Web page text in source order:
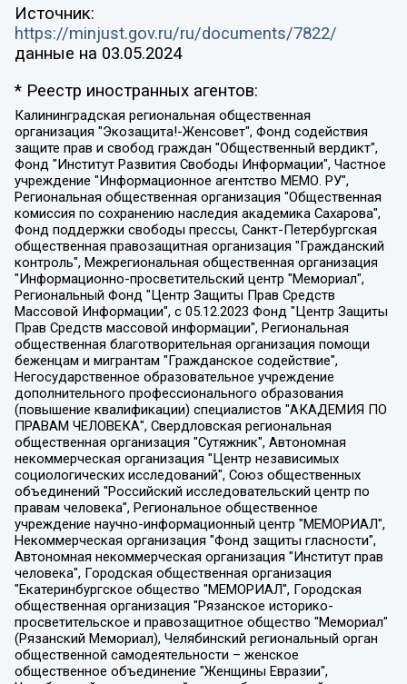
Источник:
https://minjust.gov.ru/ru/documents/7822/
данные на 03.05.2024
* Реестр иностранных агентов:
Калининградская региональная общественная организация "Экозащита!-Женсовет", Фонд содействия защите прав и свобод граждан "Общественный вердикт", Фонд "Институт Развития Свободы Информации", Частное учреждение "Информационное агентство МЕМО. РУ", Региональная общественная организация "Общественная комиссия по сохранению наследия академика Сахарова", Фонд поддержки свободы прессы, Санкт-Петербургская общественная правозащитная организация "Гражданский контроль", Межрегиональная общественная организация "Информационно-просветительский центр "Мемориал", Региональный Фонд "Центр Защиты Прав Средств Массовой Информации", с 05.12.2023 Фонд "Центр Защиты Прав Средств массовой информации", Региональная общественная благотворительная организация помощи беженцам и мигрантам "Гражданское содействие", Негосударственное образовательное учреждение дополнительного профессионального образования (повышение квалификации) специалистов "АКАДЕМИЯ ПО ПРАВАМ ЧЕЛОВЕКА", Свердловская региональная общественная организация "Сутяжник", Автономная некоммерческая организация "Центр независимых социологических исследований", Союз общественных объединений "Российский исследовательский центр по правам человека", Региональное общественное учреждение научно-информационный центр "МЕМОРИАЛ", Некоммерческая организация "Фонд защиты гласности", Автономная некоммерческая организация "Институт прав человека", Городская общественная организация "Екатеринбургское общество "МЕМОРИАЛ", Городская общественная организация "Рязанское историко-просветительское и правозащитное общество "Мемориал" (Рязанский Мемориал), Челябинский региональный орган общественной самодеятельности – женское общественное объединение "Женщины Евразии", Челябинский региональный орган общественной самодеятельности "Уральская правозащитная группа", Фонд содействия защите здоровья и социальной справедливости имени Андрея Рылькова, Автономная Некоммерческая Организация "Аналитический Центр Юрия Левады", Автономная некоммерческая организация социальной поддержки населения "Проект Апрель", Региональная общественная организация помощи женщинам и детям, находящимся в кризисной ситуации "Информационно-методический центр "Анна", Фонд содействия развитию массовых коммуникаций и правовому просвещению "Так-так-Так", Фонд содействия устойчивому развитию "Серебряная тайга", Свердловский региональный общественный фонд социальных проектов "Новое время", "Idel.Реалии", Кавказ.Реалии, Крым.Реалии, Телеканал Настоящее Время, Татаро-башкирская служба Радио Свобода (Azatliq Radiosi), Радио Свободная Европа/Радио Свобода (PCE/PC), "Сибирь.Реалии", "Фактограф", Благотворительный фонд помощи осужденным и их семьям, Автономная некоммерческая организация "Институт глобализации и социальных движений", Фонд "В защиту прав заключенных", Частное учреждение "Центр поддержки и содействия развитию средств массовой информации", Пензенский региональный общественный благотворительный фонд "Гражданский союз", "Север.Реалии", Некоммерческая организация Фонд "Правовая инициатива", Общество с ограниченной ответственностью "Радио Свободная Европа/Радио Свобода", Чешское информационное агентство "MEDIUM-ORIENT", Красноярская региональная общественная организация "Мы против СПИДа", Камалягин Денис Николаевич, Маркелов Сергей Евгеньевич, Пономарев Лев Александрович, Савицкая Людмила Алексеевна, Автономная некоммерческая организация "Центр по работе с проблемой насилия "НАСИЛИЮ.НЕТ", Межрегиональный профессиональный союз работников здравоохранения "Альянс врачей", Юридическое лицо, зарегистрированное в Латвийской Республике, SIA "Medusa Project" (регистрационный номер 40103797863, дата регистрации 10.06.2014), Некоммерческая организация "Фонд по борьбе с коррупцией", Автономная некоммерческая организация "Институт права и публичной политики", Баданин Роман Сергеевич, Гликин Максим Александрович, Железнова Мария Михайловна, Лукьянова Юлия Сергеевна, Маетная Елизавета Витальевна, Маняхин Петр Борисович, Чуракова Ольга Владимировна, Ярош Юлия Петровна, Юридическое лицо "The Insider SIA", зарегистрированное в Риге, Латвийская Республика (дата регистрации 26.06.2015), являющееся администратором доменного имени интернет-издания "The Insider SIA", https://theins.ru, Постернак Алексей Евгеньевич, Рубин Михаил Аркадьевич, Анин Роман Александрович, Юридическое лицо Istories fonds, зарегистрированное в Латвийской Республике (регистрационный номер 50008295751, дата регистрации 24.02.2020), Великовский Дмитрий Александрович, Долинина Ирина Николаевна, Мароховская Алеся Алексеевна, Шлейнов Роман Юрьевич, Шмагун Олеся Валентиновна, Общество с ограниченной ответственностью "Альтаир 2021", Общество с ограниченной ответственностью "Вега 2021", Общество с ограниченной ответственностью "Главный редактор 2021", Общество с ограниченной ответственностью "Ромашки монолит", Важенков Артем Валерьевич, Ивановская областная общественная организация "Центр гендерных исследований", Гурман Юрий Альбертович, Медиапроект "ОВД-Инфо", Егоров Владимир Владимирович, Жилинский Владимир Александрович, Общество с ограниченной ответственностью "ЗП", Иванова София Юрьевна, Карезина Инна Павловна, Кильтау Екатерина Викторовна, Петров Алексей Викторович, Пискунов Сергей Евгеньевич, Смирнов Сергей Сергеевич, Тихонов Михаил Сергеевич, Общество с ограниченной ответственностью "ЖУРНАЛИСТ-ИНОСТРАННЫЙ АГЕНТ", Арапова Галина Юрьевна, Вольтская Татьяна Анатольевна, Американская компания "Mason G.E.S. Anonymous Foundation" (США), являющаяся владельцем интернет-издания https://mnews.world/, Компания "Stichting Bellingcat", зарегистрированная в Нидерландах (дата регистрации 11.07.2018), Захаров Андрей Вячеславович, Клепиковская Екатерина Дмитриевна, Общество с ограниченной ответственностью "МЕМО", Перл Роман Александрович, Симонов Евгений Алексеевич, Соловьева Елена Анатольевна, Сотников Даниил Владимирович, Сурначева Елизавета Дмитриевна, Автономная некоммерческая организация по защите прав человека и информированию населения "Якутия – Наше Мнение", Общество с ограниченной ответственностью "Москоу диджитал медиа", с 26.01.2023 Общество с ограниченной ответственностью "Чайка Белые сады", Ветошкина Валерия Валерьевна, Заговора Максим Александрович, Межрегиональное общественное движение "Российская ЛГБТ - сеть", Оленичев Максим Владимирович, Павлов Иван Юрьевич, Скворцова Елена Сергеевна, Общество с ограниченной ответственностью "Как бы инагент", Кочетков Игорь Викторович, Общество с ограниченной ответственностью "Честные выборы", Еланчик Олег Александрович, Общество с ограниченной ответственностью "Нобелевский призыв", Гималова Регина Эмилевна, Григорьев Андрей Валерьевич, Григорьева Алина Александровна, Ассоциация по содействию защите прав призывников, альтернативнослужащих и военнослужащих "Правозащитная группа "Гражданин.Армия.Право", Хисамова Регина Фаритовна, Автономная некоммерческая организация по реализации социально-правовых программ "Лилит", Дальневосточное общественное движение "Маяк", Санкт-Петербургская ЛГБТ-инициативная группа "Выход", Инициативная группа ЛГБТ+ "Реверс", Алексеев Андрей Викторович, Бекбулатова Таисия Львовна, Беляев Иван Михайлович, Владыкина Елена Сергеевна, Гельман Марат Александрович, Никульшина Вероника Юрьевна, Толоконникова Надежда Андреевна, Шендерович Виктор Анатольевич, Общество с ограниченной ответственностью "Данное сообщение", Общество с ограниченной ответственностью Издательский дом "Новая глава", Айнбиндер Александра Александровна, Московский комьюнити-центр для ЛГБТ+инициатив, Благотворительный фонд развития филантропии, Deutsche Welle (Германия, Kurt-Schumacher-Strasse 3, 53113 Bonn), Борзунова Мария Михайловна, Воробьев Виктор Викторович, Голубева Анна Львовна, Константинова Алла Михайловна, Малкова Ирина Владимировна, Мурадов Мурад Абдулгалимович, Осетинская Елизавета Николаевна, Понасенков Евгений Николаевич, Ганапольский Матвей Юрьевич, Киселев Евгений Алексеевич, Борухович Ирина Григорьевна, Дремин Иван Тимофеевич, Дубровский Дмитрий Викторович, Красноярская региональная общественная организация поддержки и развития альтернативных образовательных технологий и межкультурных коммуникаций "ИНТЕРРА", Маяковская Екатерина Алексеевна, Фейгин Марк Захарович, Филимонов Андрей Викторович, Дзугкоева Регина Николаевна, Доброхотов Роман Александрович, Дудь Юрий Александрович, Елкин Сергей Владимирович, Кругликов Кирилл Игоревич, Сабунаева Мария Леонидовна, Семенов Алексей Владимирович, Шаинян Карен Багратович, Шульман Екатерина Михайловна, Асафьев Артур Валерьевич, Вахштайн Виктор Семенович, Венедиктов Алексей Алексеевич, Лушникова Екатерина Евгеньевна, Волков Леонид Михайлович, Невзоров Александр Глебович, Пархоменко Сергей Борисович, Сироткин Ярослав Николаевич, Кара-Мурза Владимир Владимирович, Баранова Наталья Владимировна, Гозман Леонид Яковлевич, Кагарлицкий Борис Юльевич, Климарев Михаил Валерьевич, Милов Владимир Станиславович, Автономная некоммерческая организация Краснодарский центр современного искусства "Типография", Моргенштерн Алишер Тагирович, Соболь Любовь Эдуардовна, Общество с ограниченной ответственностью "ЛИЗА НОРМ", Каспаров Гарри Кимович, Ходорковский Михаил Борисович, Общество с ограниченной ответственностью "Апрельские тезисы", Данилович Ирина Брониславовна, Кашин Олег Владимирович, Петров Николай Владимирович, Пивоваров Алексей Владимирович, Соколов Михаил Владимирович, Цветкова Юлия Владимировна, Чичваркин Евгений Александрович, Комитет против пыток/Команда против пыток, Общество с ограниченной ответственностью "Первый научный", Общество с ограниченной ответственностью "Вертолет и ко", Белоцерковская Вероника Борисовна, Кац Максим Евгеньевич, Лазарева Татьяна Юрьевна, Шаведдинов Руслан Табризович, Яшин Илья Валерьевич, Общество с ограниченной ответственностью "Иноагент ААВ", Алешковский Дмитрий Петрович, Альбац Евгения Марковна, Быков Дмитрий Львович, Галямина Юлия Евгеньевна, Лойко Сергей Леонидович, Мартынов Кирилл Константинович, Медведев Сергей Александрович, Крашенинников Федор Геннадиевич, Гордеева Катерина Вл